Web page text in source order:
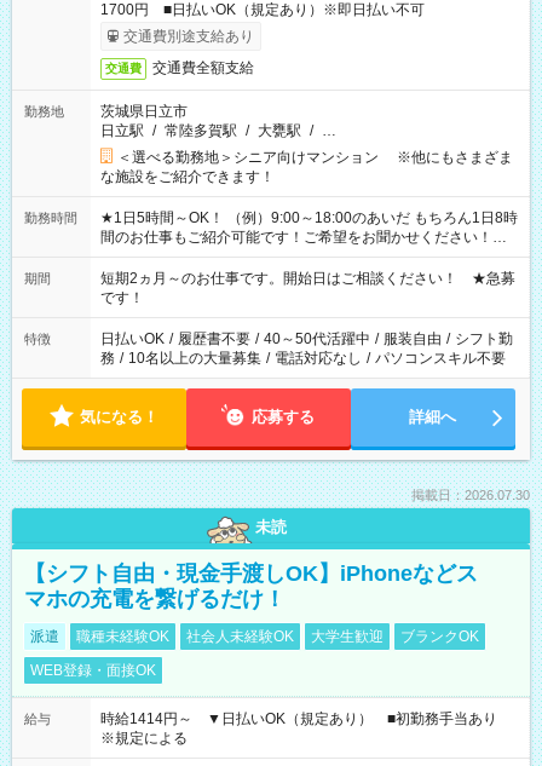
1700円 ■日払いOK（規定あり）※即日払い不可
交通費別途支給あり
交通費 交通費全額支給
勤務地
茨城県日立市
日立駅 / 常陸多賀駅 / 大甕駅 / …
＜選べる勤務地＞シニア向けマンション ※他にもさまざま
な施設をご紹介できます！
勤務時間
★1日5時間～OK！ （例）9:00～18:00のあいだ もちろん1日8時
間のお仕事もご紹介可能です！ご希望をお聞かせください！★
家庭の都合でお休みが必要な場合も遠慮なくご相談ください。
※週最低15時間以上の勤務が必要です
期間
短期2ヵ月～のお仕事です。開始日はご相談ください！ ★急募
です！
特徴 日払いOK / 履歴書不要 / 40～50代活躍中 / 服装自由 / シフト勤
務 / 10名以上の大量募集 / 電話対応なし / パソコンスキル不要
気になる！ 応募する 詳細へ
掲載日：2026.07.30
未読
【シフト自由・現金手渡しOK】iPhoneなどス
マホの充電を繋げるだけ！
派遣 職種未経験OK 社会人未経験OK 大学生歓迎
ブランクOK
WEB登録・面接OK
給与
時給1414円～ ▼日払いOK（規定あり） ■初勤務手当あり
※規定による